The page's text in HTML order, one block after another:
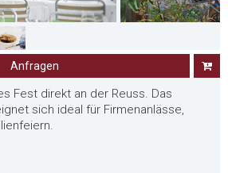
Anfragen
Fest direkt an der Reuss. Das
sich ideal für Firmenanlässe,